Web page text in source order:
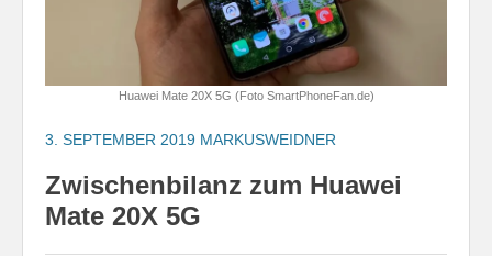
Huawei Mate 20X 5G (Foto SmartPhoneFan.de)
3. SEPTEMBER 2019 MARKUSWEIDNER
Zwischenbilanz zum Huawei
Mate 20X 5G